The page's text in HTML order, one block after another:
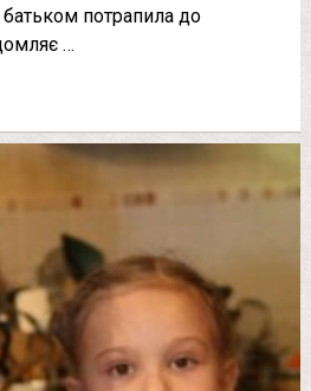
батьком потрапила до
…